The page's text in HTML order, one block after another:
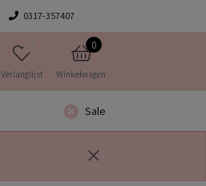
0317-357407
Verlanglijst
0
Winkelwagen
Sale